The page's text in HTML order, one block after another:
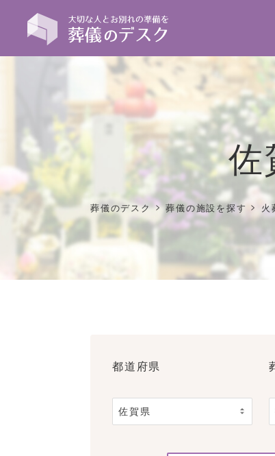
佐
葬儀のデスク>葬儀の施設を探す > 火
都道府県